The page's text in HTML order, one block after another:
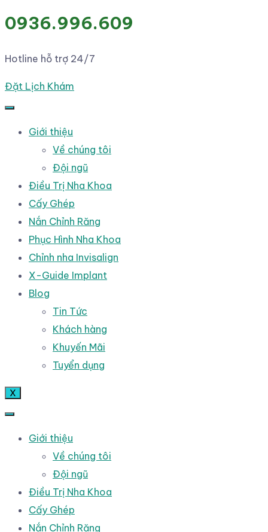
0936.996.609
Hotline hỗ trợ 24/7
Đặt Lịch Khám
Giới thiệu
Về chúng tôi
Đội ngũ
Điều Trị Nha Khoa
Cấy Ghép
Nắn Chỉnh Răng
Phục Hình Nha Khoa
Chỉnh nha Invisalign
X-Guide Implant
Blog
Tin Tức
Khách hàng
Khuyến Mãi
Tuyển dụng
X
Giới thiệu
Về chúng tôi
Đội ngũ
Điều Trị Nha Khoa
Cấy Ghép
Nắn Chỉnh Răng